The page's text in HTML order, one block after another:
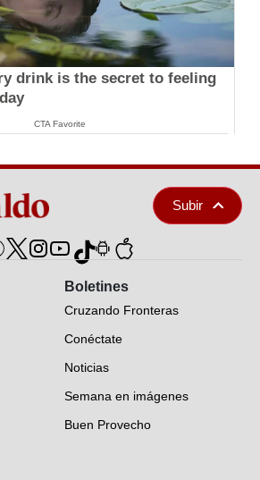
drink is the secret to feeling
CTA Favorite
Subir
Boletines
Cruzando Fronteras
Conéctate
Noticias
Semana en imágenes
Buen Provecho